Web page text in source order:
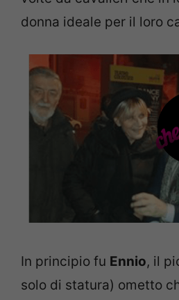
donna ideale per il loro
In principio fu Ennio, il
solo di statura) ometto